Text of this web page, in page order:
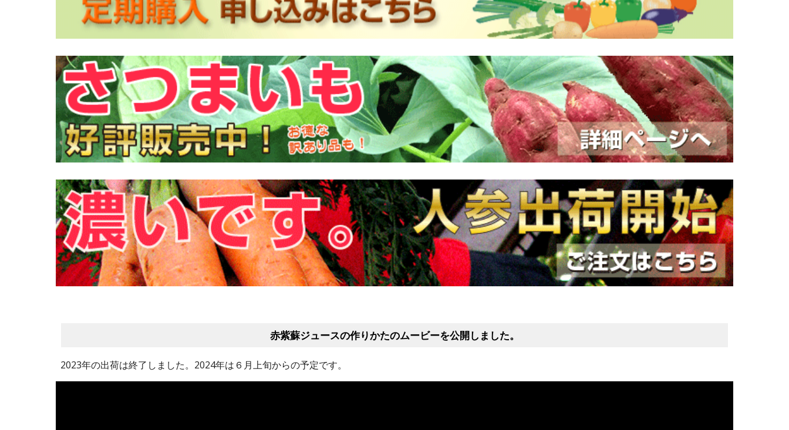
赤紫蘇ジュースの作りかたのムービーを公開しました。
2023年の出荷は終了しました。2024年は６月上旬からの予定です。